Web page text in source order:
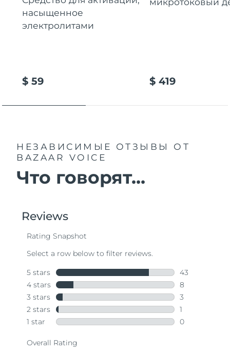
насыщенное
электролитами
$ 59 $ 419
НЕЗАВИСИМЫЕ ОТЗЫВЫ
ОТ
BAZAAR VOICE
Что говорят...